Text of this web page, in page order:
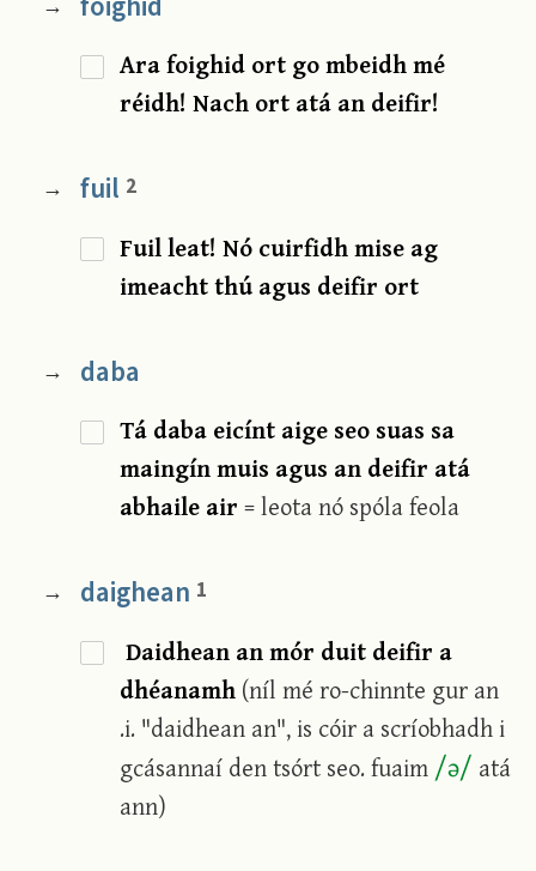
→
Ara foighid ort go mbeidh mé
réidh! Nach ort atá an deifir!
→ fuil 2
Fuil leat! Nó cuirfidh mise ag
imeacht thú agus deifir ort
→ daba
Tá daba eicínt aige seo suas sa
maingín muis agus an deifir atá
abhaile air= leota nó spóla feola
→ daighean 1
Daidhean an mór duit deifir a
dhéanamh(níl mé ro-chinnte gur an
.i. "daidhean an", is cóir a scríobhadh i
gcásannaí den tsórt seo. fuaim/ə/ atá
ann)